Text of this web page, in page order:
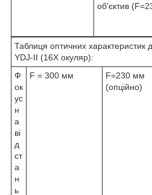
об'єктив
Таблиця оптичних характеристик
YDJ-II (16X окуляр):
Ф
ок
ус
н
а
ві
д
ст
а
н
ь
F = 300 мм
F=230 мм
(опційно)